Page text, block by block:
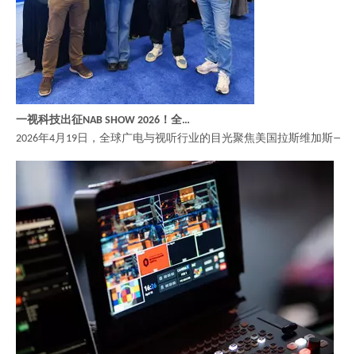
一视科技出征NAB SHOW 2026！全明星阵容亮相，引爆视听新浪潮
2026年4月19日，全球广电与视听行业的目光聚焦美国拉斯维加斯